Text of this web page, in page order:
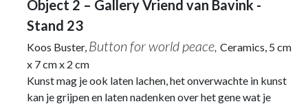
Object 2 – Gallery Vriend van Bavink -
Stand 23
Koos Buster, Button for world peace, Ceramics, 5 cm
x 7 cm x 2 cm
Kunst mag je ook laten lachen, het onverwachte in kunst
kan je grijpen en laten nadenken over het gene wat je